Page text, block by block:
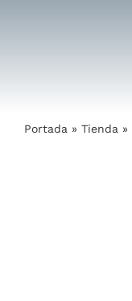
Portada » Tienda »